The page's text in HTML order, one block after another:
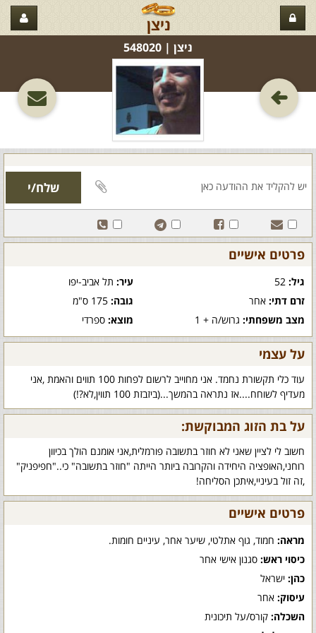
ניצן
ניצן‏ | 548020
פרטים אישיים
גיל: עיר:תל אביב-יפו
זרם דתי: אחר גובה:175 ס"מ
מצב משפחתי: גרוש/ה + 1 מוצא:ספרדי
על עצמי
עוד כלי תקשורת נחמד. אני מחוייב לרשום לפחות 100 תווים והאמת ,אני
מעדיף לשוחח....אז נתראה בהמשך...(ביזבזת 100 תווין,לא?!)
על בת הזוג המבוקשת:
חשוב לי לציין שאני לא חוזר בתשובה פורמלית,אני אומנם הולך בכיוון
רוחני,האופציה היחידה והקרובה ביותר הייתה "חוזר בתשובה" כי.."חפיפניק"
,זה זול בעיניי,איתכן הסליחה!
פרטים אישיים
מראה: חמוד, גוף אתלטי, שיער אחר, עיניים חומות.
כיסוי ראש: סגנון אישי אחר
כהן: ישראל
עיסוק: אחר
השכלה: קורס/על תיכונית